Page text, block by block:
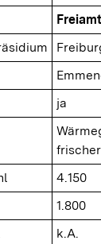
Freiamt
ja
4.150
1.800
k.A.